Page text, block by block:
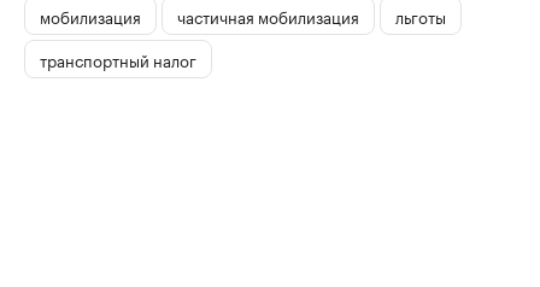
мобилизация частичная мобилизация
льготы
транспортный налог